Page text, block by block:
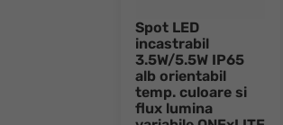
Spot LED
incastrabil
3.5W/5.5W IP65
alb orientabil
temp. culoare si
flux lumina